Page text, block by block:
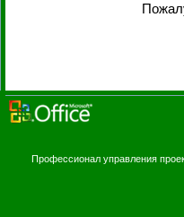
Профессионал управления